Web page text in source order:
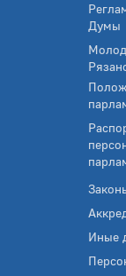
Думы
Иные